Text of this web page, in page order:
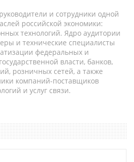
и сотрудники одной
российской экономики:
технологий. Ядро аудитории
и технические специалисты
федеральных и
власти, банков,
розничных сетей, а также
компаний-поставщиков
и услуг связи.